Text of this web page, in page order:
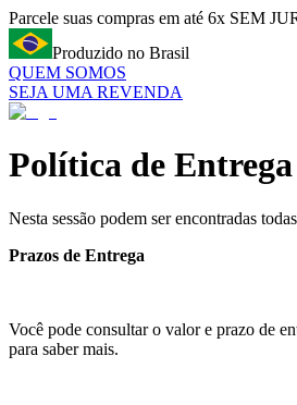
Parcele suas compras em até 6x SEM
Produzido no Brasil
QUEM SOMOS
SEJA UMA REVENDA
Política de Entrega
Nesta sessão podem ser encontradas
Prazos de Entrega
Você pode consultar o valor e prazo de
para saber mais.